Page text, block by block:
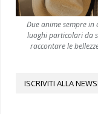
Due anime sempre
luoghi particolari da
raccontare le
ISCRIVITI ALLA